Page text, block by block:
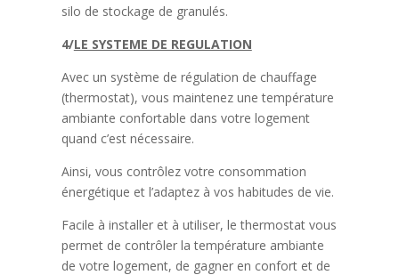
silo de stockage de granulés.
4/LE SYSTEME DE REGULATION
Avec un système de régulation de chauffage
(thermostat), vous maintenez une température
ambiante confortable dans votre logement
quand c’est nécessaire.
Ainsi, vous contrôlez votre consommation
énergétique et l’adaptez à vos habitudes de vie.
Facile à installer et à utiliser, le thermostat vous
permet de contrôler la température ambiante
de votre logement, de gagner en confort et de